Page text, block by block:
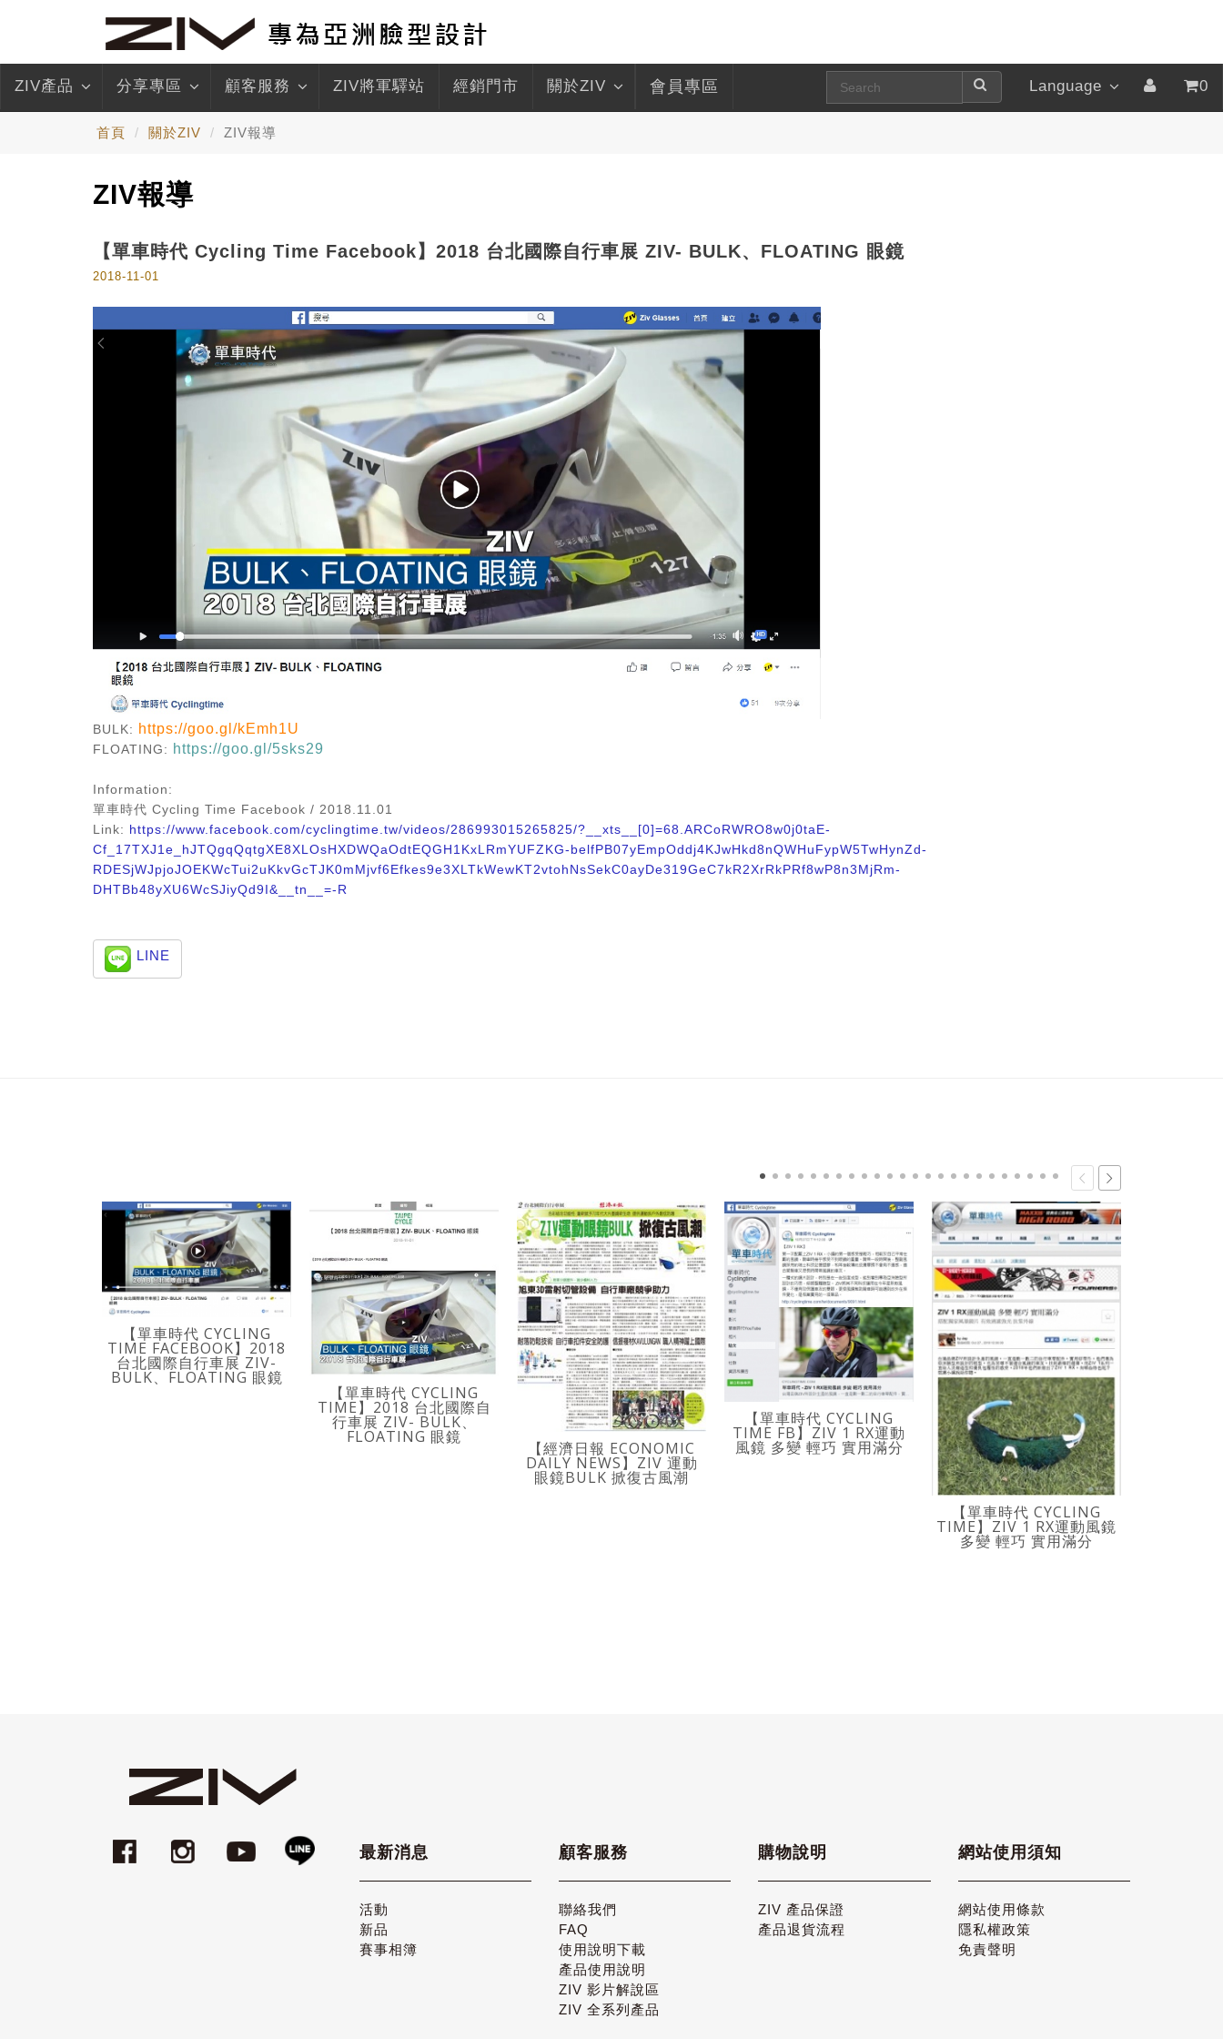
ZIV產品 分享專區 顧客服務 ZIV將軍驛站 經銷門市 關於ZIV 會員專區 Language 0
首頁 關於ZIV ZIV報導
ZIV報導
【單車時代 Cycling Time Facebook】2018 台北國際自行車展 ZIV- BULK、FLOATING 眼鏡
2018-11-01
BULK: https://goo.gl/kEmh1U
FLOATING: https://goo.gl/5sks29
Information:
單車時代 Cycling Time Facebook / 2018.11.01
Link: https://www.facebook.com/cyclingtime.tw/videos/286993015265825/?__xts__[0]=68.ARCoRWRO8w0j0taE-
Cf_17TXJ1e_hJTQgqQqtgXE8XLOsHXDWQaOdtEQGH1KxLRmYUFZKG-belfPB07yEmpOddj4KJwHkd8nQWHuFypW5TwHynZd-
RDESjWJpjoJOEKWcTui2uKkvGcTJK0mMjvf6Efkes9e3XLTkWewKT2vtohNsSekC0ayDe319GeC7kR2XrRkPRf8wP8n3MjRm-
DHTBb48yXU6WcSJiyQd9I&__tn__=-R​
LINE
【單車時代 CYCLING
TIME FACEBOOK】2018
台北國際自行車展 ZIV-
BULK、FLOATING 眼鏡
【單車時代 CYCLING
TIME】2018 台北國際自
行車展 ZIV- BULK、
FLOATING 眼鏡
【經濟日報 ECONOMIC
DAILY NEWS】ZIV 運動
眼鏡BULK 掀復古風潮
【單車時代 CYCLING
TIME FB】ZIV 1 RX運動
風鏡 多變 輕巧 實用滿分
【單車時代 CYCLING
TIME】ZIV 1 RX運動風鏡
多變 輕巧 實用滿分
最新消息
活動
新品
賽事相簿
顧客服務
聯絡我們
FAQ
使用說明下載
產品使用說明
ZIV 影片解說區
ZIV 全系列產品
購物說明
ZIV 產品保證
產品退貨流程
網站使用須知
網站使用條款
隱私權政策
免責聲明